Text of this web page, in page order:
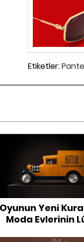
Etiketler:
Oyunun Yeni
Moda Evlerinin